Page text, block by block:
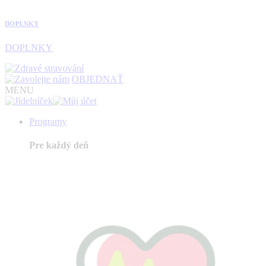
DOPLNKY
DOPLNKY
OBJEDNAŤ
MENU
Programy
Pre každý deň